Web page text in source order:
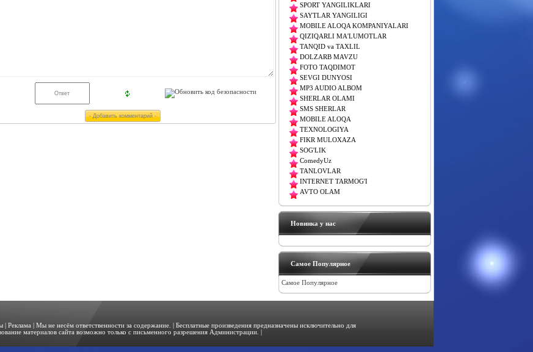
SPORT YANGILIKLARI
SAYTLAR YANGILIGI
MOBILE ALOQA KOMPANIYALARI
QIZIQARLI MA'LUMOTLAR
TANQID va TAXLIL
DOLZARB MAVZU
FOTO TAQDIMOT
SEVGI DUNYOSI
MP3 AUDIO ALBOM
SHERLAR OLAMI
SMS SHERLAR
MOBILE ALOQA
TEXNOLOGIYA
FIKR MULOXAZA
SOG'LIK
ComedyUz
TANLOVLAR
INTERNET TARMOG'I
AVTO OLAM
Новинка у нас
Самое Популярное
Самое Популярное
|Реклама
| Мы не несём ответственности за содержание. | Бесплатные произведения предназначены исключительно для
материалов сайта возможно только с письменного разрешения Администрации. |